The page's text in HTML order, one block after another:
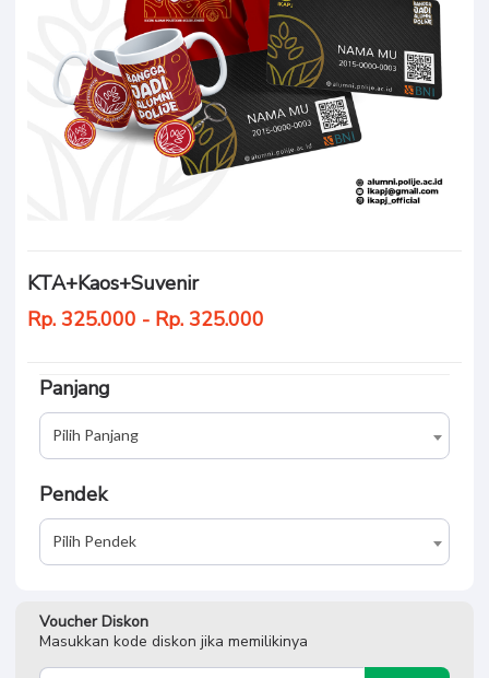
KTA+Kaos+Suvenir
Rp. 325.000 - Rp. 325.000
Panjang
Pilih Panjang
Pendek
Pilih Pendek
Voucher Diskon
Masukkan kode diskon jika memilikinya